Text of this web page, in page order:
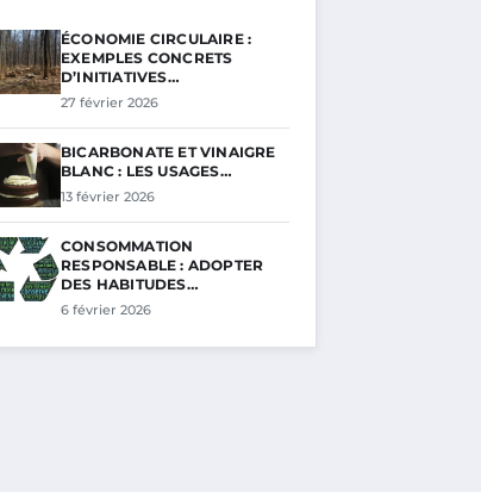
ÉCONOMIE CIRCULAIRE :
EXEMPLES CONCRETS
D’INITIATIVES…
27 février 2026
BICARBONATE ET VINAIGRE
BLANC : LES USAGES…
13 février 2026
CONSOMMATION
RESPONSABLE : ADOPTER
DES HABITUDES…
6 février 2026